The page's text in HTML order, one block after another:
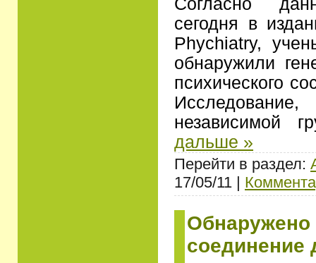
сегодня в
Phychiatry,
обнаружили
психического
независимой
дальше »
Перейти в раздел:
17/05/11 |
Обнаружено
соединение